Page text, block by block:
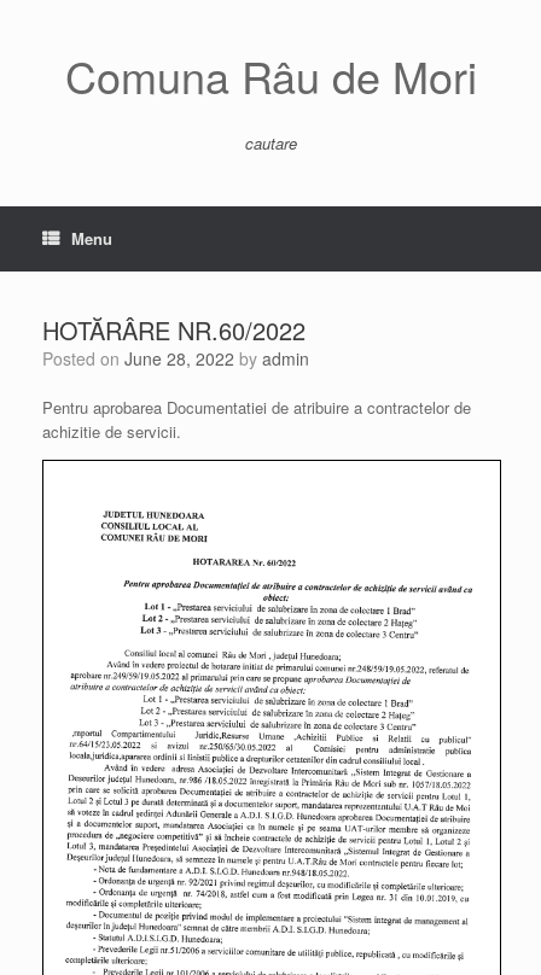
Comuna Râu de Mori
cautare
Menu
HOTĂRÂRE NR.60/2022
Posted on June 28, 2022 by admin
Pentru aprobarea Documentatiei de atribuire a contractelor de
achizitie de servicii.